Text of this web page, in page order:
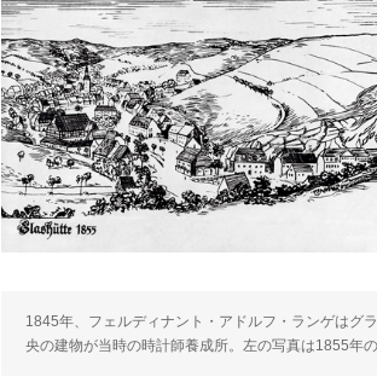
1845年、フェルディナント・アドルフ・ランゲはグ
央の建物が当時の時計師養成所。左の写真は1855年